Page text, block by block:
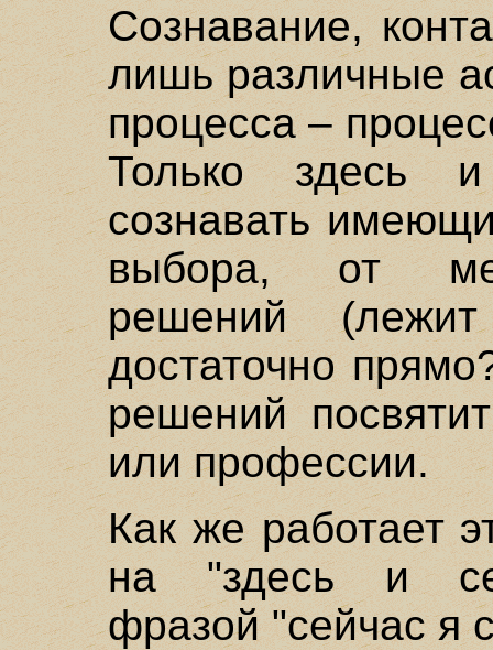
Сознавание,
лишь различные
процесса –
Только здесь
сознавать
выбора, от
решений
достаточно
решений
или профессии.
Как же работает
на "здесь и
фразой "сейчас я